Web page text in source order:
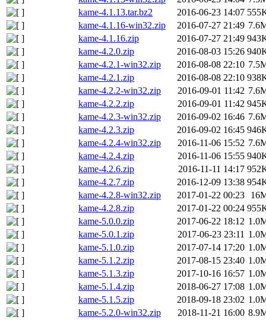
kame-4.1.13.tar.bz2
2016-06-23 14:07
kame-4.1.16-win32.zip
2016-07-27 21:49
kame-4.1.16.zip
2016-07-27 21:49
kame-4.2.0.zip
2016-08-03 15:26
kame-4.2.1-win32.zip
2016-08-08 22:10
kame-4.2.1.zip
2016-08-08 22:10
kame-4.2.2-win32.zip
2016-09-01 11:42
kame-4.2.2.zip
2016-09-01 11:42
kame-4.2.3-win32.zip
2016-09-02 16:46
kame-4.2.3.zip
2016-09-02 16:45
kame-4.2.4-win32.zip
2016-11-06 15:52
kame-4.2.4.zip
2016-11-06 15:55
kame-4.2.6.zip
2016-11-11 14:17
kame-4.2.7.zip
2016-12-09 13:38
kame-4.2.8-win32.zip
2017-01-22 00:23
kame-4.2.8.zip
2017-01-22 00:24
kame-5.0.0.zip
2017-06-22 18:12
kame-5.0.1.zip
2017-06-23 23:11
kame-5.1.0.zip
2017-07-14 17:20
kame-5.1.2.zip
2017-08-15 23:40
kame-5.1.3.zip
2017-10-16 16:57
kame-5.1.4.zip
2018-06-27 17:08
kame-5.1.5.zip
2018-09-18 23:02
kame-5.2.0-win32.zip
2018-11-21 16:00